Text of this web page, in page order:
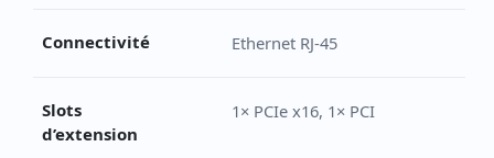
Connectivité Ethernet RJ-45
Slots
d’extension
1× PCIe x16, 1× PCI